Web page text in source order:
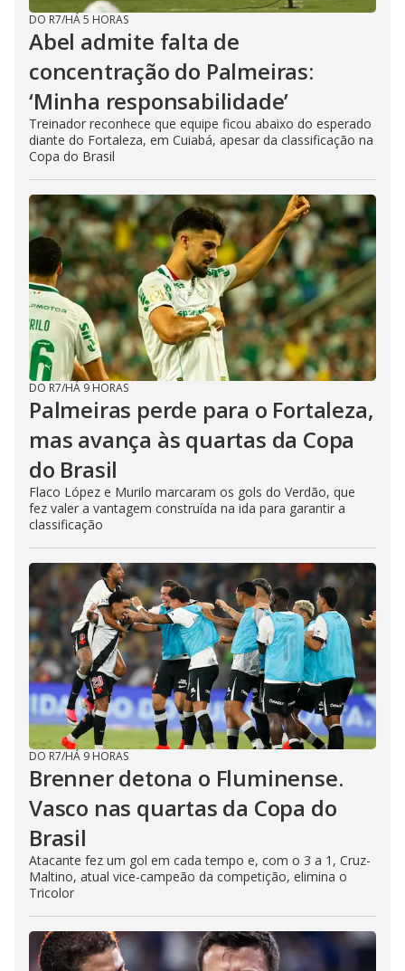
DO R7/HÁ 5 HORAS
Abel admite falta de
concentração do Palmeiras:
‘Minha responsabilidade’
Treinador reconhece que equipe ficou abaixo do esperado
diante do Fortaleza, em Cuiabá, apesar da classificação na
Copa do Brasil
DO R7/HÁ 9 HORAS
Palmeiras perde para o Fortaleza,
mas avança às quartas da Copa
do Brasil
Flaco López e Murilo marcaram os gols do Verdão, que
fez valer a vantagem construída na ida para garantir a
classificação
DO R7/HÁ 9 HORAS
Brenner detona o Fluminense.
Vasco nas quartas da Copa do
Brasil
Atacante fez um gol em cada tempo e, com o 3 a 1, Cruz-
Maltino, atual vice-campeão da competição, elimina o
Tricolor